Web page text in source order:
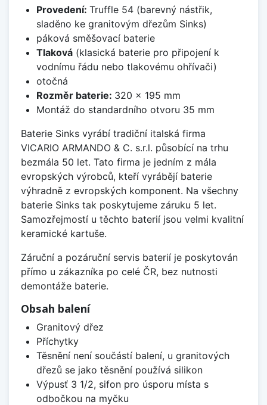
Provedení: Truffle 54 (barevný nástřik,
sladěno ke granitovým dřezům Sinks)
páková směšovací baterie
Tlaková(klasická baterie pro připojení k
vodnímu řádu nebo tlakovému ohřívači)
otočná
Rozměr baterie: 320 x 195 mm
Montáž do standardního otvoru 35 mm
Baterie Sinks vyrábí tradiční italská firma
VICARIO ARMANDO & C. s.r.l. působící na trhu
bezmála 50 let. Tato firma je jedním z mála
evropských výrobců, kteří vyrábějí baterie
výhradně z evropských komponent. Na všechny
baterie Sinks tak poskytujeme záruku 5 let.
Samozřejmostí u těchto baterií jsou velmi kvalitní
keramické kartuše.
Záruční a pozáruční servis baterií je poskytován
přímo u zákazníka po celé ČR, bez nutnosti
demontáže baterie.
Obsah balení
Granitový dřez
Příchytky
Těsnění není součástí balení, u granitových
dřezů se jako těsnění používá silikon
Výpusť 3 1/2, sifon pro úsporu místa s
odbočkou na myčku